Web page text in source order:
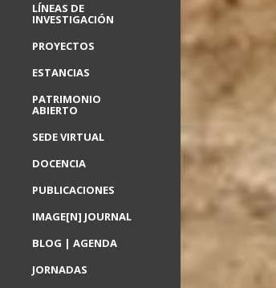
LÍNEAS DE
INVESTIGACIÓN
PROYECTOS
ESTANCIAS
PATRIMONIO
ABIERTO
SEDE VIRTUAL
DOCENCIA
PUBLICACIONES
IMAGE[N] JOURNAL
BLOG | AGENDA
JORNADAS